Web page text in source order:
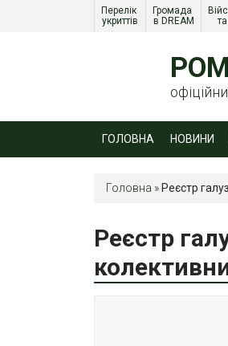
Перелік
укриттів
Громада
в DREAM
ГОЛОВНА НОВИНИ
Головна » Реєстр
Реєстр